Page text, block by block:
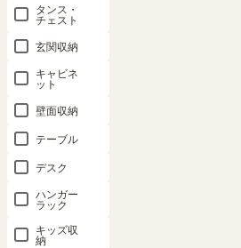
タンス・
チェスト
玄関収納
キャビネ
ット
壁面収納
テーブル
デスク
ハンガー
ラック
キッズ収
納